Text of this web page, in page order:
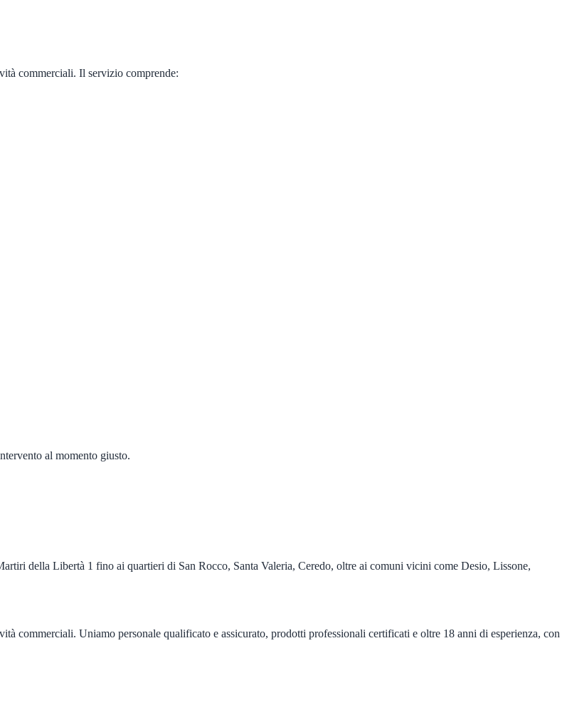
commerciali. Il servizio comprende:
al momento giusto.
della Libertà 1 fino ai quartieri di San Rocco, Santa Valeria, Ceredo, oltre ai comuni vicini come Desio, Lissone,
commerciali. Uniamo personale qualificato e assicurato, prodotti professionali certificati e oltre 18 anni di esperienza, con